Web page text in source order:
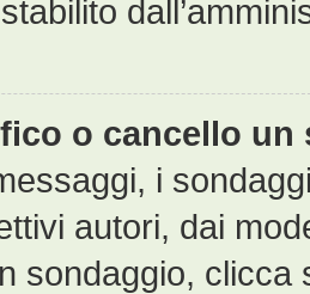
o cancello un
i
autori, dai
sondaggio,